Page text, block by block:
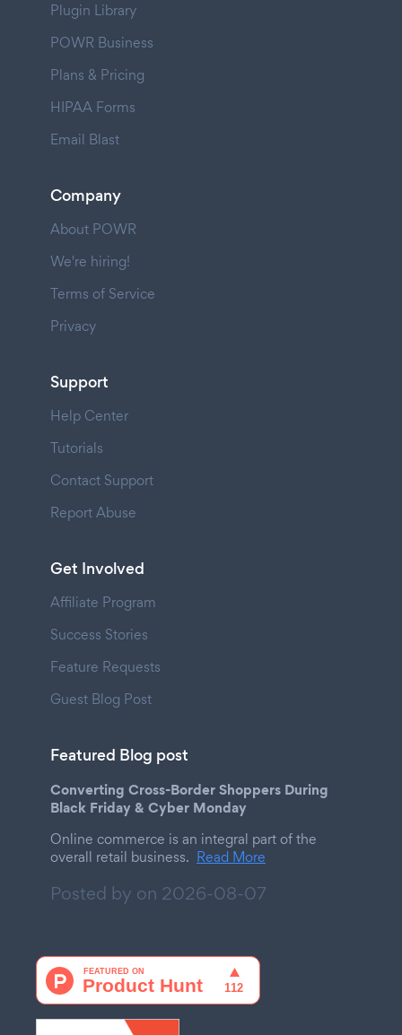
Plugin Library
POWR Business
Plans & Pricing
HIPAA Forms
Email Blast
Company
About POWR
We're hiring!
Terms of Service
Privacy
Support
Help Center
Tutorials
Contact Support
Report Abuse
Get Involved
Affiliate Program
Success Stories
Feature Requests
Guest Blog Post
Featured Blog post
Converting Cross-Border Shoppers During
Black Friday & Cyber Monday
Online commerce is an integral part of the
overall retail business. Read More
Posted by on 2026-08-07